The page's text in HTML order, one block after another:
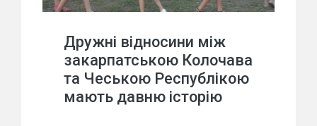
Дружні відносини між
закарпатською Колочава
та Чеською Республікою
мають давню історію